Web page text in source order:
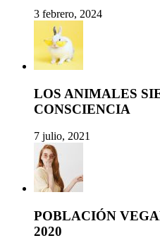
3 febrero, 2024
LOS ANIMALES
CONSCIENCIA
7 julio, 2021
POBLACIÓN
2020